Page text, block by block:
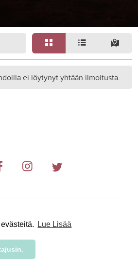
Lue Lisää
ei löytynyt yhtään ilmoitusta.